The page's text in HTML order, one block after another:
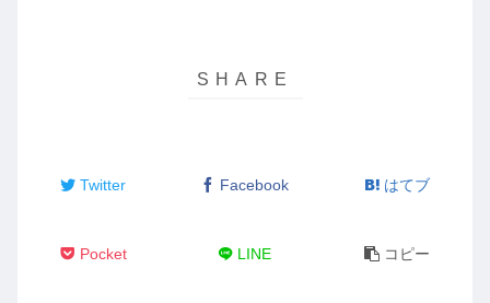
Twitter Facebook はてブ
Pocket LINE コピー